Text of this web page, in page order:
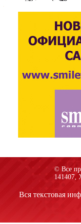
© Все
141407,
Вся текстовая